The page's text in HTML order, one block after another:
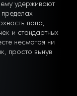
удерживают
пола,
и стандартных
несмотря ни
просто вынув
личных